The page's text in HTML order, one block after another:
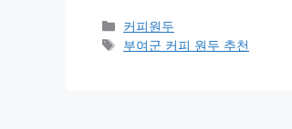
카
테
커피원두
태
부여군 커피 원두 추천